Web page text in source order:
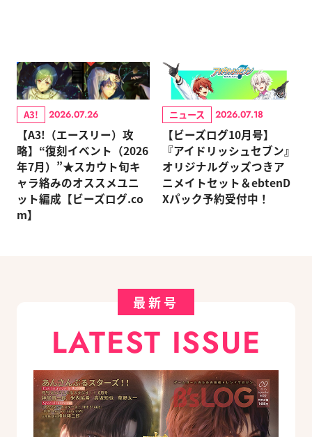
A3! 2026.07.26
【A3!（エースリー）攻
略】“復刻イベント（2026
年7月）”★スカウト旬キ
ャラ絡みのオススメユニ
ット編成【ビーズログ.co
m】
ニュース 2026.07.18
【ビーズログ10月号】
『アイドリッシュセブン』
オリジナルグッズつきア
ニメイトセット＆ebtenD
Xパック予約受付中！
最新号
LATEST ISSUE